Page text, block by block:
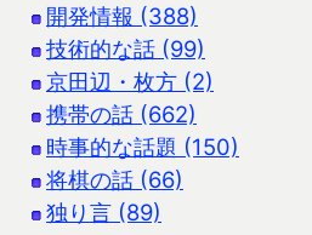
開発情報 (388)
技術的な話 (99)
京田辺・枚方 (2)
携帯の話 (662)
時事的な話題 (150)
将棋の話 (66)
独り言 (89)